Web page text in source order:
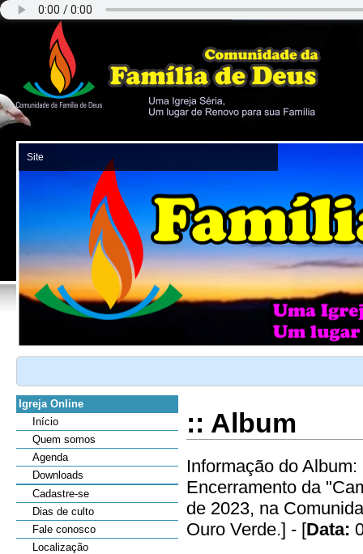
Igreja Online
Início
Quem somos
Agenda
Downloads
Cadastre-se
Dias de culto
Fale conosco
Localização
:: Album
Informação do Album:
Encerramento da
de 2023, na
Ouro Verde.] - [Data: